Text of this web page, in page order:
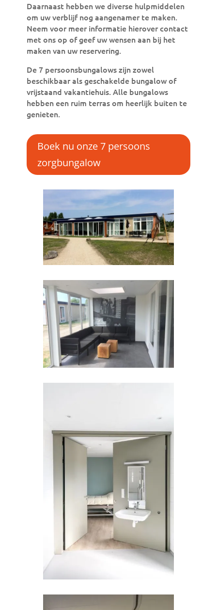
Daarnaast hebben we diverse hulpmiddelen
om uw verblijf nog aangenamer te maken.
Neem voor meer informatie hierover contact
met ons op of geef uw wensen aan bij het
maken van uw reservering.
De 7 persoonsbungalows zijn zowel
beschikbaar als geschakelde bungalow of
vrijstaand vakantiehuis. Alle bungalows
hebben een ruim terras om heerlijk buiten te
genieten.
Boek nu onze 7 persoons
zorgbungalow